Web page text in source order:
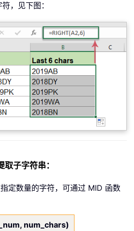
，见下图：
子字符串：
定数量的字符，可通过 MID 函数
num_chars)